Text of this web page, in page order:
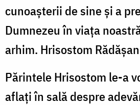
cunoaşterii de sine şi a
Dumnezeu în viaţa
arhim. Hrisostom
Părintele Hrisostom le-a
aflaţi în sală despre